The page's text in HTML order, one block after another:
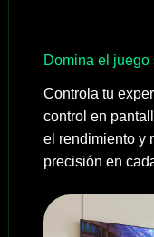
Domina el
Controla tu
control en
el rendimiento y
precisión en